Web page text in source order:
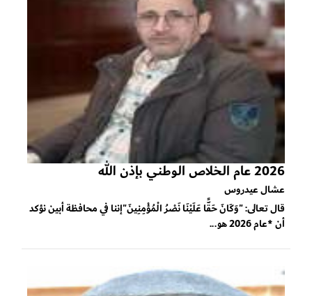
2026 عام الخلاص الوطني بإذن الله
عشال عيدروس
قال تعالى: "وَكَانَ حَقًّا عَلَيْنَا نَصْرُ الْمُؤْمِنِينَ"إننا في محافظة أبين نؤكد
أن *عام 2026 هو...